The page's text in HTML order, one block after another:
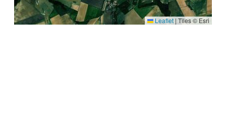
Leaflet | Tiles © Esri